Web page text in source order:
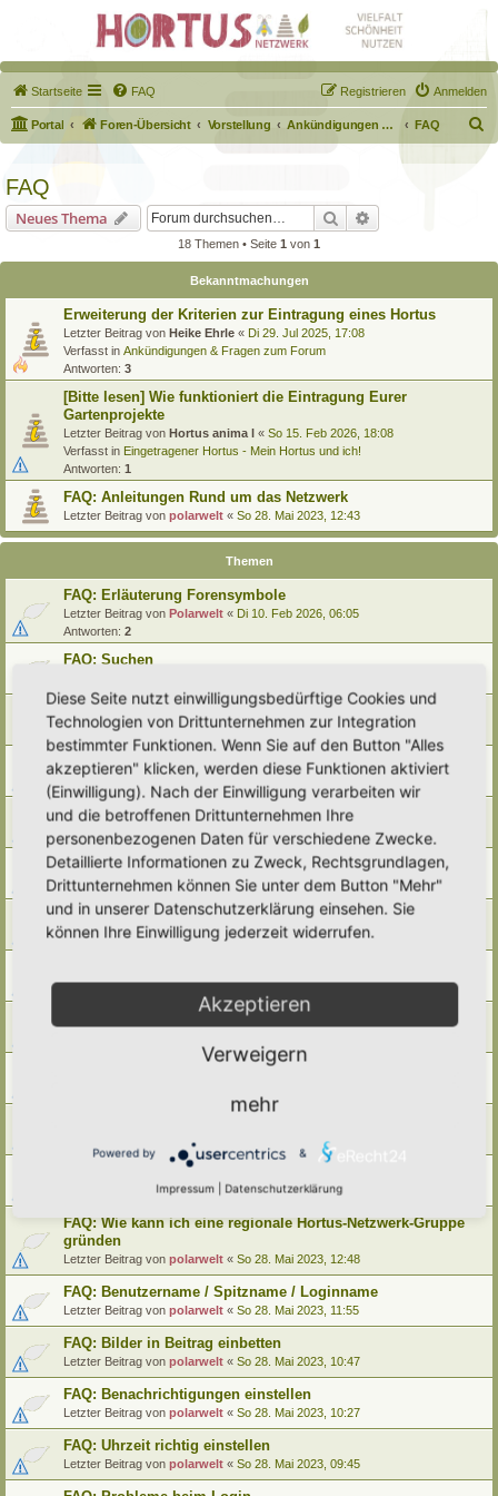
Startseite FAQ Anmelden
Registrieren
Portal Foren-Übersicht Vorstellung Ankündigungen & Fragen zum Forum FAQ
u
FAQ
Neues Thema Suche
18 Themen • Seite 1 von 1
Bekanntmachungen
Erweiterung der Kriterien zur Eintragung eines Hortus
Letzter Beitrag von Heike Ehrle « Di 29. Jul 2025, 17:08
Verfasst in Ankündigungen & Fragen zum Forum
Antworten: 3
[Bitte lesen] Wie funktioniert die Eintragung Eurer
Gartenprojekte
Letzter Beitrag von Hortus anima l « So 15. Feb 2026, 18:08
Verfasst in Eingetragener Hortus - Mein Hortus und ich!
Antworten: 1
FAQ: Anleitungen Rund um das Netzwerk
Letzter Beitrag von polarwelt « So 28. Mai 2023, 12:43
Themen
FAQ: Erläuterung Forensymbole
Letzter Beitrag von Polarwelt « Di 10. Feb 2026, 06:05
Antworten: 2
FAQ: Suchen
FAQ: Entwürfe wiederfinden
Letzter Beitrag von Polarwelt «So 25. Feb 2024, 17:57
FAQ: Direkt zu einem Beitrag springen
Letzter Beitrag von Polarwelt
FAQ: Zum letzten Beitrag springen
Letzter Beitrag von Polarwelt« Mi 21. Jun 2023, 12:36
FAQ: Urheberrecht
Letzter Beitrag vonPolarwelt«Mo 5. Jun 2023, 10:38
FAQ: Karte nach Regionen / Anzeige filtern
Letzter Beitrag vonpolarwelt «Do 1. Jun 2023, 11:05
Letzter Beitrag vonpolarwelt«Do 1. Jun 2023, 10:16
FAQ: Wie kann ich meinen alten Hortus umziehen
FAQ: Wie kann ich meine alte Lebensinsel umziehen
Mo 29. Mai 2023, 10:33
FAQ: Profil ändern / Hortus-Namen hinterlegen
Letzter Beitrag vonpolarwelt «Mo 29. Mai 2023, 08:03
FAQ: Wie kann ich eine regionale Hortus-Netzwerk-Gruppe
gründen
Letzter Beitrag von polarwelt « So 28. Mai 2023, 12:48
FAQ: Benutzername / Spitzname / Loginname
Letzter Beitrag von polarwelt « So 28. Mai 2023, 11:55
FAQ: Bilder in Beitrag einbetten
Letzter Beitrag von polarwelt « So 28. Mai 2023, 10:47
FAQ: Benachrichtigungen einstellen
Letzter Beitrag von polarwelt « So 28. Mai 2023, 10:27
FAQ: Uhrzeit richtig einstellen
Letzter Beitrag von polarwelt « So 28. Mai 2023, 09:45
Diese Seite nutzt einwilligungsbedürftige Cookies und
Technologien von Drittunternehmen zur Integration
bestimmter Funktionen. Wenn Sie auf den Button "Alles
akzeptieren" klicken, werden diese Funktionen aktiviert
(Einwilligung). Nach der Einwilligung verarbeiten wir
und die betroffenen Drittunternehmen Ihre
personenbezogenen Daten für verschiedene Zwecke.
Detaillierte Informationen zu Zweck, Rechtsgrundlagen,
Drittunternehmen können Sie unter dem Button "Mehr"
und in unserer Datenschutzerklärung einsehen. Sie
können Ihre Einwilligung jederzeit widerrufen.
Akzeptieren
Verweigern
mehr
Powered by &
Impressum Datenschutzerklärung